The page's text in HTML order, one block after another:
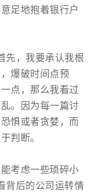
足地抱着银行户
先，我要承认我根
爆破时间点预
点，那么我看过
。因为每一篇讨
惧或者贪婪，而
判断。
考虑一些琐碎小
背后的公司运转情